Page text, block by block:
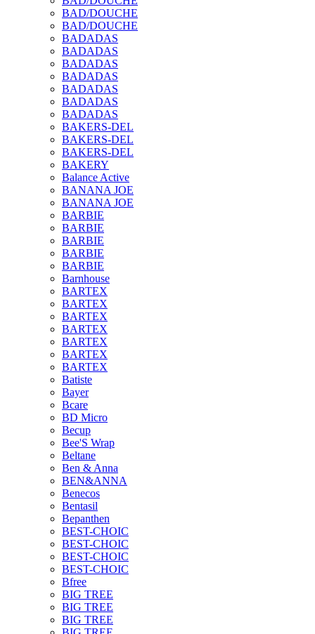
BAD/DOUCHE
BAD/DOUCHE
BADADAS
BADADAS
BADADAS
BADADAS
BADADAS
BADADAS
BADADAS
BAKERS-DEL
BAKERS-DEL
BAKERS-DEL
BAKERY
Balance Active
BANANA JOE
BANANA JOE
BARBIE
BARBIE
BARBIE
BARBIE
BARBIE
Barnhouse
BARTEX
BARTEX
BARTEX
BARTEX
BARTEX
BARTEX
BARTEX
Batiste
Bayer
Bcare
BD Micro
Becup
Bee'S Wrap
Beltane
Ben & Anna
BEN&ANNA
Benecos
Bentasil
Bepanthen
BEST-CHOIC
BEST-CHOIC
BEST-CHOIC
BEST-CHOIC
Bfree
BIG TREE
BIG TREE
BIG TREE